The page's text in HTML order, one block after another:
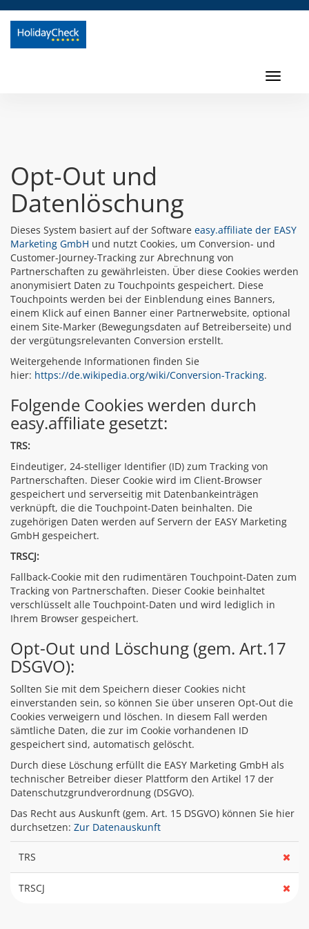
Toggle
Opt-Out und
Datenlöschung
Dieses System basiert auf der Software easy.affiliate der EASY
Marketing GmbH und nutzt Cookies, um Conversion- und
Customer-Journey-Tracking zur Abrechnung von
Partnerschaften zu gewährleisten. Über diese Cookies werden
anonymisiert Daten zu Touchpoints gespeichert. Diese
Touchpoints werden bei der Einblendung eines Banners,
einem Klick auf einen Banner einer Partnerwebsite, optional
einem Site-Marker (Bewegungsdaten auf Betreiberseite) und
der vergütungsrelevanten Conversion erstellt.
Weitergehende Informationen finden Sie
hier: https://de.wikipedia.org/wiki/Conversion-Tracking.
Folgende Cookies werden durch
easy.affiliate gesetzt:
TRS:
Eindeutiger, 24-stelliger Identifier (ID) zum Tracking von
Partnerschaften. Dieser Cookie wird im Client-Browser
gespeichert und serverseitig mit Datenbankeinträgen
verknüpft, die die Touchpoint-Daten beinhalten. Die
zugehörigen Daten werden auf Servern der EASY Marketing
GmbH gespeichert.
TRSCJ:
Fallback-Cookie mit den rudimentären Touchpoint-Daten zum
Tracking von Partnerschaften. Dieser Cookie beinhaltet
verschlüsselt alle Touchpoint-Daten und wird lediglich in
Ihrem Browser gespeichert.
Opt-Out und Löschung (gem. Art.17
DSGVO):
Sollten Sie mit dem Speichern dieser Cookies nicht
einverstanden sein, so können Sie über unseren Opt-Out die
Cookies verweigern und löschen. In diesem Fall werden
sämtliche Daten, die zur im Cookie vorhandenen ID
gespeichert sind, automatisch gelöscht.
Durch diese Löschung erfüllt die EASY Marketing GmbH als
technischer Betreiber dieser Plattform den Artikel 17 der
Datenschutzgrundverordnung (DSGVO).
Das Recht aus Auskunft (gem. Art. 15 DSGVO) können Sie hier
durchsetzen: Zur Datenauskunft
TRS
TRSCJ